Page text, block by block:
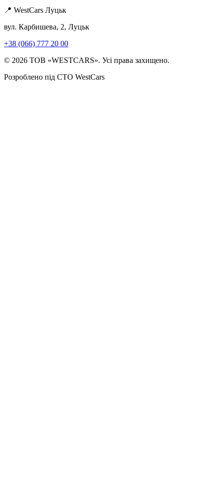
📍 WestCars Луцьк
вул. Карбишева, 2, Луцьк
+38 (066) 777 20 00
© 2026 ТОВ «WESTCARS». Усі права захищено.
Розроблено під СТО WestCars